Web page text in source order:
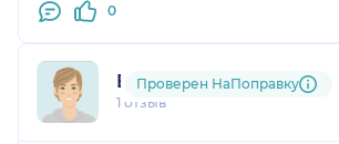
0
Екатерина
1 отзыв
Проверен НаПоправку